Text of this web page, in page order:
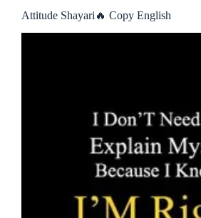
Attitude Shayari🔥 Copy English